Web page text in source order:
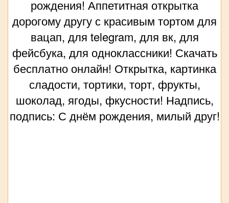
рождения! Аппетитная открытка
дорогому другу с красивым тортом для
вацап, для telegram, для вк, для
фейсбука, для одноклассники! Скачать
бесплатно онлайн! Открытка, картинка
сладости, тортики, торт, фрукты,
шоколад, ягоды, фкусности! Надпись,
подпись: С днём рождения, милый друг!